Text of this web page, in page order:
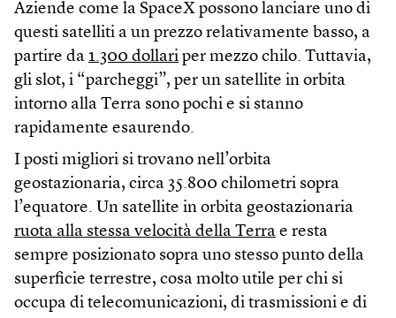
Aziende come la SpaceX possono lanciare uno di
questi satelliti a un prezzo relativamente basso, a
partire da 1.300 dollari per mezzo chilo. Tuttavia,
gli slot, i “parcheggi”, per un satellite in orbita
intorno alla Terra sono pochi e si stanno
rapidamente esaurendo.
I posti migliori si trovano nell’orbita
geostazionaria, circa 35.800 chilometri sopra
l’equatore. Un satellite in orbita geostazionaria
ruota alla stessa velocità della Terra e resta
sempre posizionato sopra uno stesso punto della
superficie terrestre, cosa molto utile per chi si
occupa di telecomunicazioni, di trasmissioni e di